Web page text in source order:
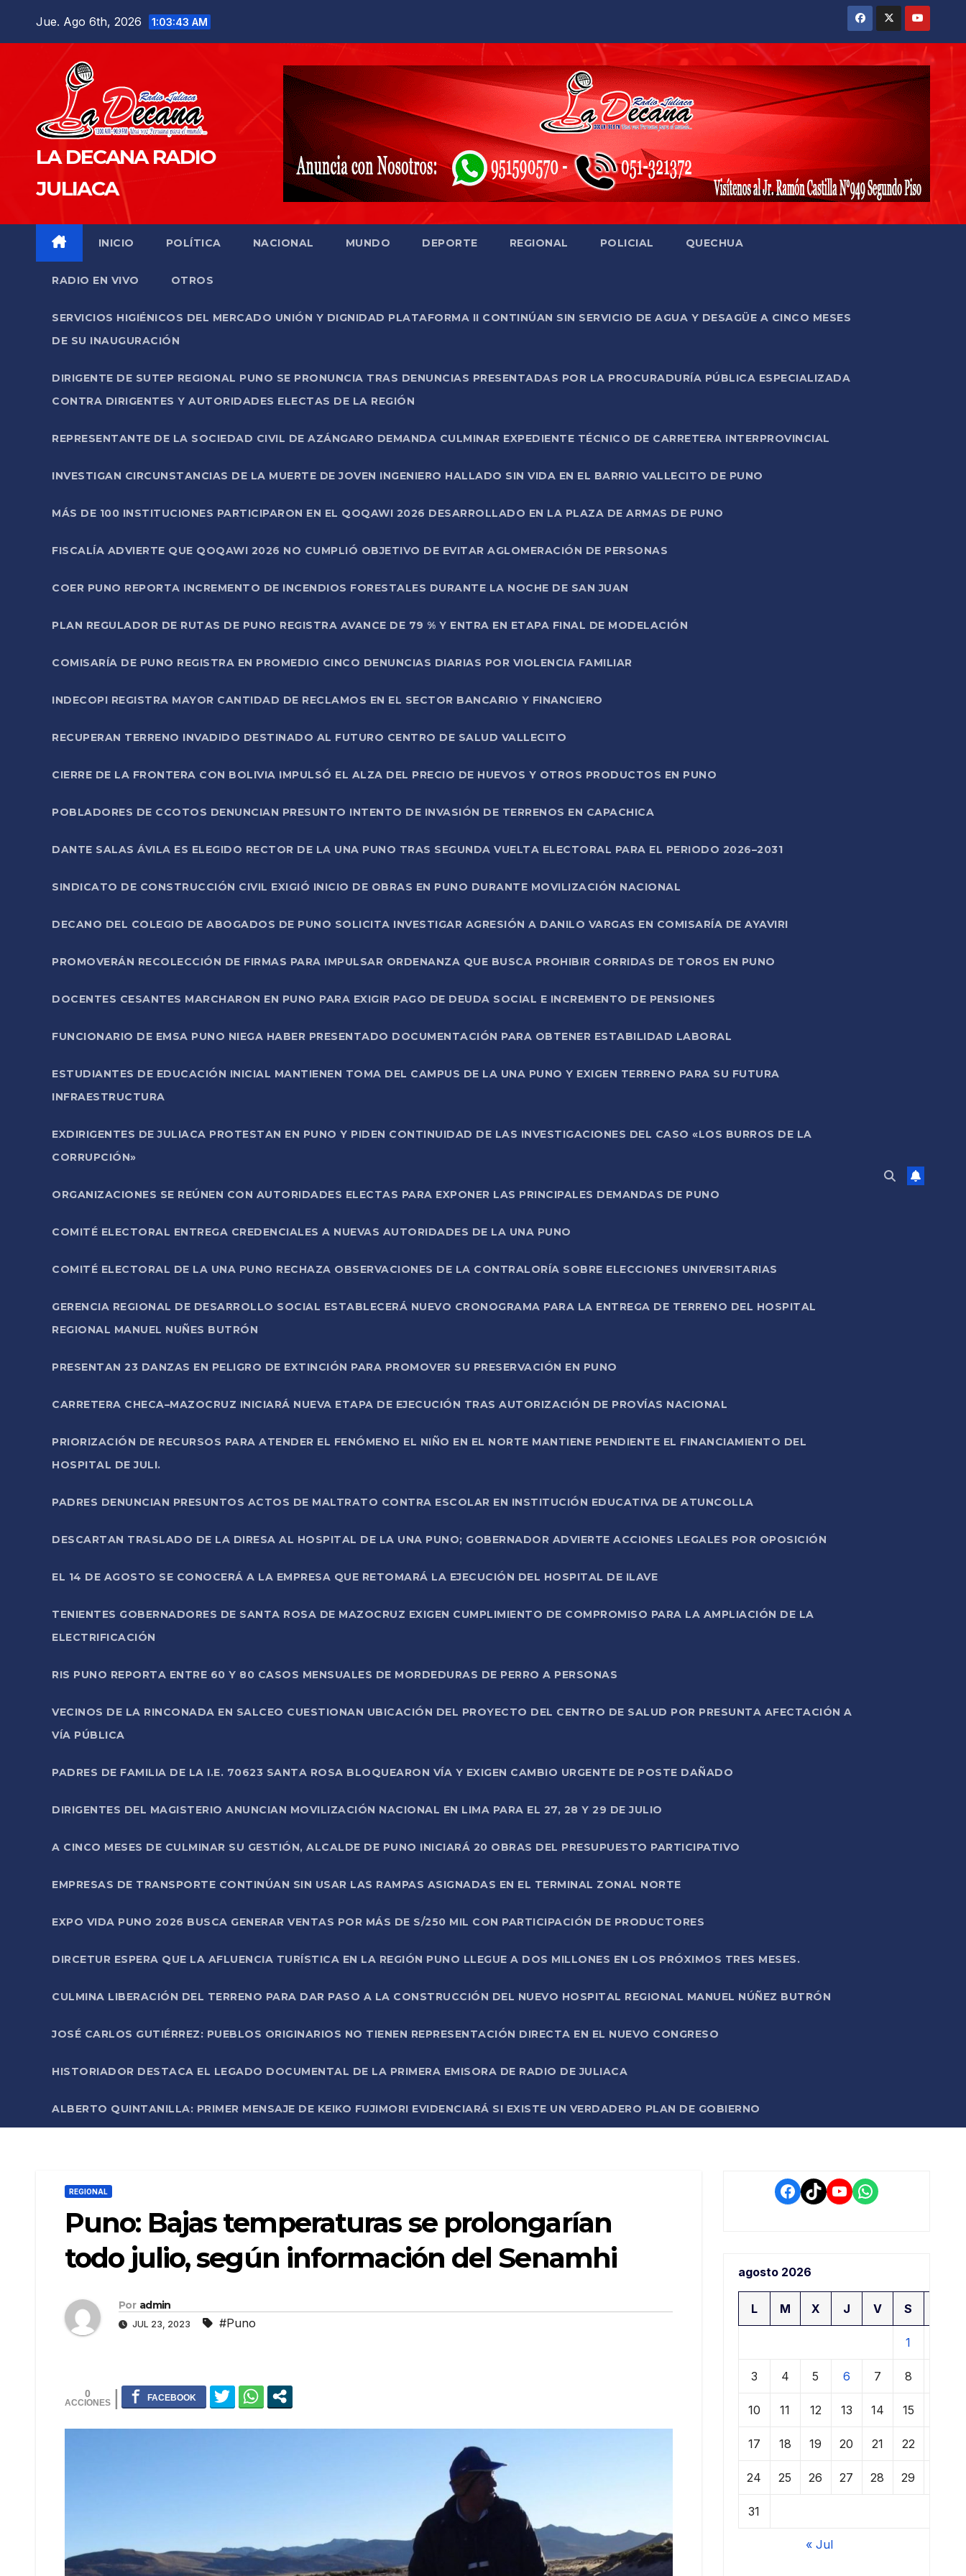
Jue. Ago 6th, 2026 1:03:44 AM
LA DECANA RADIO
JULIACA
INICIO POLÍTICA NACIONAL MUNDO DEPORTE REGIONAL POLICIAL QUECHUA
RADIO EN VIVO OTROS
SERVICIOS HIGIÉNICOS DEL MERCADO UNIÓN Y DIGNIDAD PLATAFORMA II CONTINÚAN SIN SERVICIO DE AGUA Y DESAGÜE A CINCO MESES
DE SU INAUGURACIÓN
DIRIGENTE DE SUTEP REGIONAL PUNO SE PRONUNCIA TRAS DENUNCIAS PRESENTADAS POR LA PROCURADURÍA PÚBLICA ESPECIALIZADA
CONTRA DIRIGENTES Y AUTORIDADES ELECTAS DE LA REGIÓN
REPRESENTANTE DE LA SOCIEDAD CIVIL DE AZÁNGARO DEMANDA CULMINAR EXPEDIENTE TÉCNICO DE CARRETERA INTERPROVINCIAL
INVESTIGAN CIRCUNSTANCIAS DE LA MUERTE DE JOVEN INGENIERO HALLADO SIN VIDA EN EL BARRIO VALLECITO DE PUNO
MÁS DE 100 INSTITUCIONES PARTICIPARON EN EL QOQAWI 2026 DESARROLLADO EN LA PLAZA DE ARMAS DE PUNO
FISCALÍA ADVIERTE QUE QOQAWI 2026 NO CUMPLIÓ OBJETIVO DE EVITAR AGLOMERACIÓN DE PERSONAS
COER PUNO REPORTA INCREMENTO DE INCENDIOS FORESTALES DURANTE LA NOCHE DE SAN JUAN
PLAN REGULADOR DE RUTAS DE PUNO REGISTRA AVANCE DE 79 % Y ENTRA EN ETAPA FINAL DE MODELACIÓN
COMISARÍA DE PUNO REGISTRA EN PROMEDIO CINCO DENUNCIAS DIARIAS POR VIOLENCIA FAMILIAR
INDECOPI REGISTRA MAYOR CANTIDAD DE RECLAMOS EN EL SECTOR BANCARIO Y FINANCIERO
RECUPERAN TERRENO INVADIDO DESTINADO AL FUTURO CENTRO DE SALUD VALLECITO
CIERRE DE LA FRONTERA CON BOLIVIA IMPULSÓ EL ALZA DEL PRECIO DE HUEVOS Y OTROS PRODUCTOS EN PUNO
POBLADORES DE CCOTOS DENUNCIAN PRESUNTO INTENTO DE INVASIÓN DE TERRENOS EN CAPACHICA
DANTE SALAS ÁVILA ES ELEGIDO RECTOR DE LA UNA PUNO TRAS SEGUNDA VUELTA ELECTORAL PARA EL PERIODO 2026–2031
SINDICATO DE CONSTRUCCIÓN CIVIL EXIGIÓ INICIO DE OBRAS EN PUNO DURANTE MOVILIZACIÓN NACIONAL
DECANO DEL COLEGIO DE ABOGADOS DE PUNO SOLICITA INVESTIGAR AGRESIÓN A DANILO VARGAS EN COMISARÍA DE AYAVIRI
PROMOVERÁN RECOLECCIÓN DE FIRMAS PARA IMPULSAR ORDENANZA QUE BUSCA PROHIBIR CORRIDAS DE TOROS EN PUNO
DOCENTES CESANTES MARCHARON EN PUNO PARA EXIGIR PAGO DE DEUDA SOCIAL E INCREMENTO DE PENSIONES
FUNCIONARIO DE EMSA PUNO NIEGA HABER PRESENTADO DOCUMENTACIÓN PARA OBTENER ESTABILIDAD LABORAL
ESTUDIANTES DE EDUCACIÓN INICIAL MANTIENEN TOMA DEL CAMPUS DE LA UNA PUNO Y EXIGEN TERRENO PARA SU FUTURA
INFRAESTRUCTURA
EXDIRIGENTES DE JULIACA PROTESTAN EN PUNO Y PIDEN CONTINUIDAD DE LAS INVESTIGACIONES DEL CASO «LOS BURROS DE LA
CORRUPCIÓN»
ORGANIZACIONES SE REÚNEN CON AUTORIDADES ELECTAS PARA EXPONER LAS PRINCIPALES DEMANDAS DE PUNO
COMITÉ ELECTORAL ENTREGA CREDENCIALES A NUEVAS AUTORIDADES DE LA UNA PUNO
COMITÉ ELECTORAL DE LA UNA PUNO RECHAZA OBSERVACIONES DE LA CONTRALORÍA SOBRE ELECCIONES UNIVERSITARIAS
GERENCIA REGIONAL DE DESARROLLO SOCIAL ESTABLECERÁ NUEVO CRONOGRAMA PARA LA ENTREGA DE TERRENO DEL HOSPITAL
REGIONAL MANUEL NUÑES BUTRÓN
PRESENTAN 23 DANZAS EN PELIGRO DE EXTINCIÓN PARA PROMOVER SU PRESERVACIÓN EN PUNO
CARRETERA CHECA–MAZOCRUZ INICIARÁ NUEVA ETAPA DE EJECUCIÓN TRAS AUTORIZACIÓN DE PROVÍAS NACIONAL
PRIORIZACIÓN DE RECURSOS PARA ATENDER EL FENÓMENO EL NIÑO EN EL NORTE MANTIENE PENDIENTE EL FINANCIAMIENTO DEL
HOSPITAL DE JULI.
PADRES DENUNCIAN PRESUNTOS ACTOS DE MALTRATO CONTRA ESCOLAR EN INSTITUCIÓN EDUCATIVA DE ATUNCOLLA
DESCARTAN TRASLADO DE LA DIRESA AL HOSPITAL DE LA UNA PUNO; GOBERNADOR ADVIERTE ACCIONES LEGALES POR OPOSICIÓN
EL 14 DE AGOSTO SE CONOCERÁ A LA EMPRESA QUE RETOMARÁ LA EJECUCIÓN DEL HOSPITAL DE ILAVE
TENIENTES GOBERNADORES DE SANTA ROSA DE MAZOCRUZ EXIGEN CUMPLIMIENTO DE COMPROMISO PARA LA AMPLIACIÓN DE LA
ELECTRIFICACIÓN
RIS PUNO REPORTA ENTRE 60 Y 80 CASOS MENSUALES DE MORDEDURAS DE PERRO A PERSONAS
VECINOS DE LA RINCONADA EN SALCEO CUESTIONAN UBICACIÓN DEL PROYECTO DEL CENTRO DE SALUD POR PRESUNTA AFECTACIÓN A
VÍA PÚBLICA
PADRES DE FAMILIA DE LA I.E. 70623 SANTA ROSA BLOQUEARON VÍA Y EXIGEN CAMBIO URGENTE DE POSTE DAÑADO
DIRIGENTES DEL MAGISTERIO ANUNCIAN MOVILIZACIÓN NACIONAL EN LIMA PARA EL 27, 28 Y 29 DE JULIO
A CINCO MESES DE CULMINAR SU GESTIÓN, ALCALDE DE PUNO INICIARÁ 20 OBRAS DEL PRESUPUESTO PARTICIPATIVO
EMPRESAS DE TRANSPORTE CONTINÚAN SIN USAR LAS RAMPAS ASIGNADAS EN EL TERMINAL ZONAL NORTE
EXPO VIDA PUNO 2026 BUSCA GENERAR VENTAS POR MÁS DE S/250 MIL CON PARTICIPACIÓN DE PRODUCTORES
DIRCETUR ESPERA QUE LA AFLUENCIA TURÍSTICA EN LA REGIÓN PUNO LLEGUE A DOS MILLONES EN LOS PRÓXIMOS TRES MESES.
CULMINA LIBERACIÓN DEL TERRENO PARA DAR PASO A LA CONSTRUCCIÓN DEL NUEVO HOSPITAL REGIONAL MANUEL NÚÑEZ BUTRÓN
JOSÉ CARLOS GUTIÉRREZ: PUEBLOS ORIGINARIOS NO TIENEN REPRESENTACIÓN DIRECTA EN EL NUEVO CONGRESO
HISTORIADOR DESTACA EL LEGADO DOCUMENTAL DE LA PRIMERA EMISORA DE RADIO DE JULIACA
ALBERTO QUINTANILLA: PRIMER MENSAJE DE KEIKO FUJIMORI EVIDENCIARÁ SI EXISTE UN VERDADERO PLAN DE GOBIERNO
REGIONAL
Puno: Bajas temperaturas se prolongarían
todo julio, según información del Senamhi
Por admin
JUL 23, 2023 #Puno
0
Facebook
TikTokYouTube
WhatsApp
agosto 2026
L M X J V S
1
3 4 5 6 7 8
10 11 12 13 14 15
17 18 19 20 21 22
24 25 26 27 28 29
31
« Jul